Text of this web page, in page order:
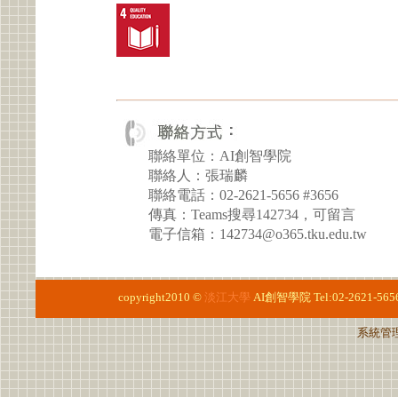
聯絡單位：AI創智學院
聯絡人：張瑞麟
聯絡電話：02-2621-5656 #3656
傳真：Teams搜尋142734，可留言
電子信箱：142734@o365.tku.edu.tw
copyright2010 © 淡江大學 AI創智學院 Tel:02-2621-
系統管